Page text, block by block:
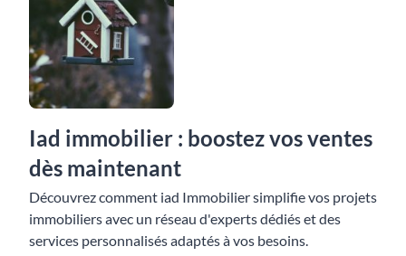
Iad immobilier : boostez vos ventes
dès maintenant
Découvrez comment iad Immobilier simplifie vos projets
immobiliers avec un réseau d'experts dédiés et des
services personnalisés adaptés à vos besoins.